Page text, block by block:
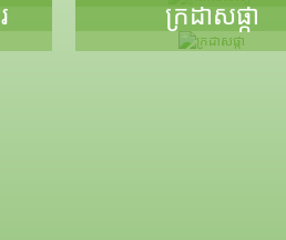
ក្រដាសផ្កា